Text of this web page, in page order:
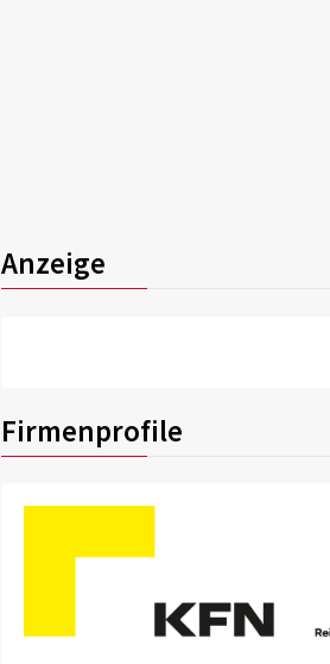
Anzeige
Firmenprofile